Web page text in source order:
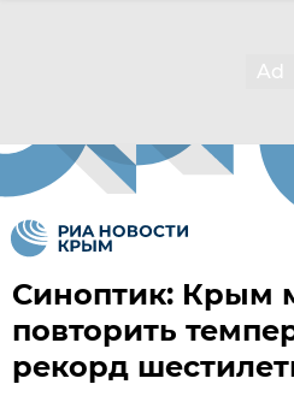
Синоптик: Крым
повторить
рекорд